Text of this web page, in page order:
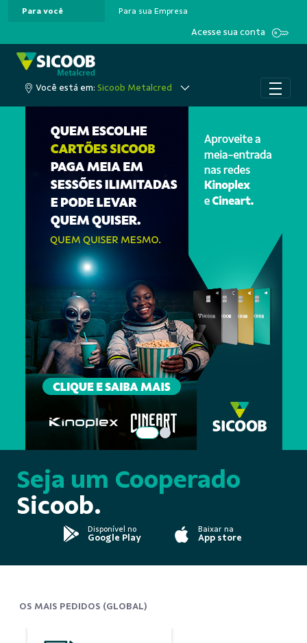
Pular para o Conteúdo principal
Para você Para sua Empresa
Acesse sua conta
Você está em: Sicoob Metalcred
A cooperação que
Seja um Cooperado
Sicoob.
Disponível no
Google Play
Baixar na
App store
OS MAIS PEDIDOS (GLOBAL)